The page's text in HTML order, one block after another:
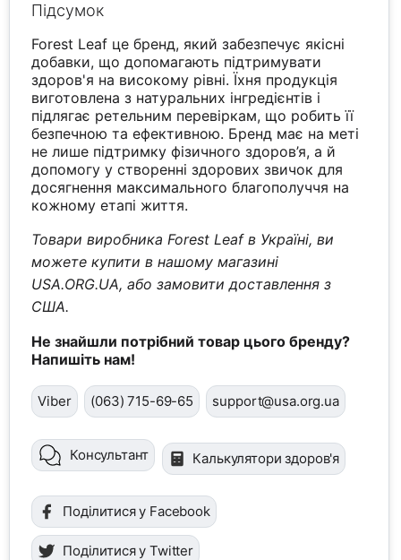
Підсумок
Forest Leaf це бренд, який забезпечує якісні
добавки, що допомагають підтримувати
здоров'я на високому рівні. Їхня продукція
виготовлена з натуральних інгредієнтів і
підлягає ретельним перевіркам, що робить її
безпечною та ефективною. Бренд має на меті
не лише підтримку фізичного здоров’я, а й
допомогу у створенні здорових звичок для
досягнення максимального благополуччя на
кожному етапі життя.
Товари виробника Forest Leaf в Україні, ви
можете купити в нашому магазині
USA.ORG.UA, або замовити доставлення з
США.
Не знайшли потрібний товар цього бренду?
Напишіть нам!
Viber (063) 715-69-65 support@usa.org.ua
Консультант Калькулятори здоров'я
Поділитися у Facebook
Поділитися у Twitter